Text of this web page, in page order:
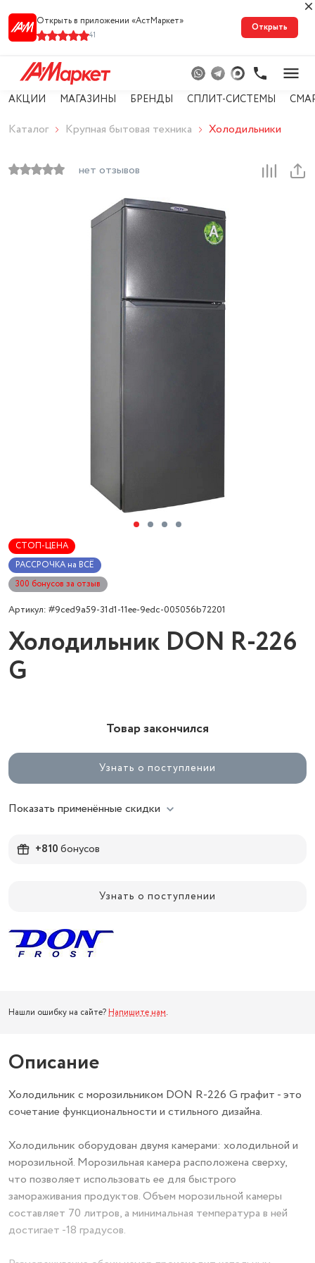
Открыть в приложении «АстМарке‪т‬»
41
Открыть
АКЦИИ МАГАЗИНЫ БРЕНДЫ СПЛИТ-СИСТЕМЫ
Каталог Крупная бытовая техника Холодильники
нет отзывов
СТОП-ЦЕНА
РАССРОЧКА на ВСЁ
300 бонусов за отзыв
Артикул: #9ced9a59-31d1-11ee-9edc-005056b72201
Холодильник DON R-226
G
Товар закончился
Узнать о поступлении
Показать применённые скидки
+810бонусов
Узнать о поступлении
Нашли ошибку на сайте? Напишите нам.
Описание
Холодильник с морозильником DON R-226 G графит - это
сочетание функциональности и стильного дизайна.
Холодильник оборудован двумя камерами: холодильной и
морозильной. Морозильная камера расположена сверху,
что позволяет использовать ее для быстрого
замораживания продуктов. Объем морозильной камеры
составляет 70 литров, а минимальная температура в ней
достигает -18 градусов.